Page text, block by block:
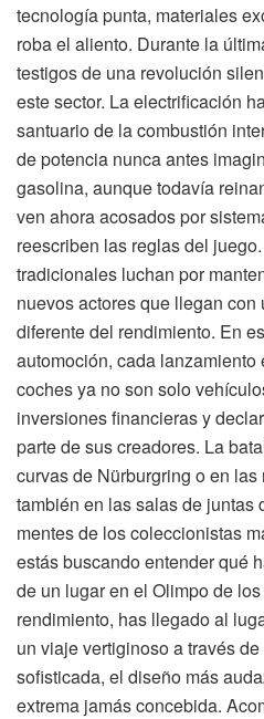
tecnología punta, materiales
roba el aliento. Durante la
testigos de una revolución
este sector. La electrificación
santuario de la combustión
de potencia nunca antes
gasolina, aunque todavía
ven ahora acosados por
reescriben las reglas del
tradicionales luchan por
nuevos actores que llegan
diferente del rendimiento. En
automoción, cada
coches ya no son solo
inversiones financieras y
parte de sus creadores. La
curvas de Nürburgring o en
también en las salas de juntas
mentes de los coleccionistas
estás buscando entender qué
de un lugar en el Olimpo de
rendimiento, has llegado al
un viaje vertiginoso a través
sofisticada, el diseño más
extrema jamás concebida.